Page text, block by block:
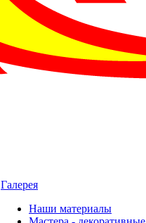
Галерея
Наши материалы